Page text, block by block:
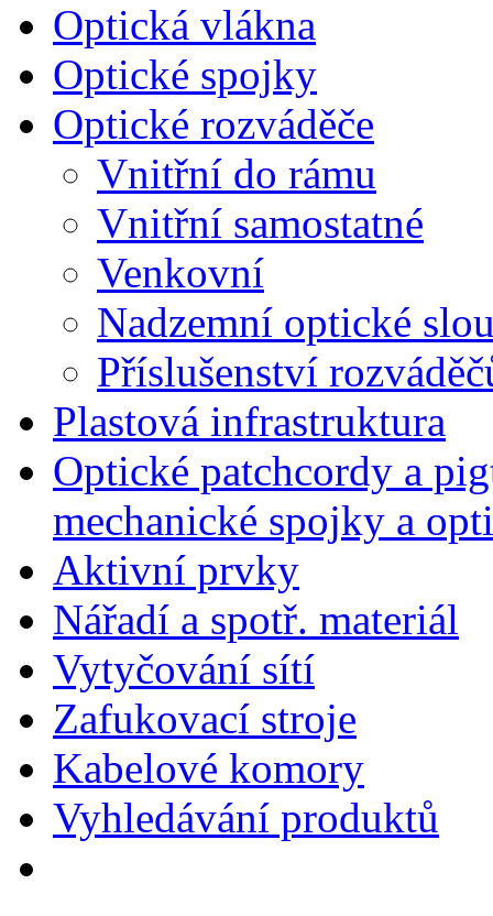
Optická vlákna
Optické spojky
Optické rozváděče
Vnitřní do rámu
Vnitřní samostatné
Venkovní
Nadzemní optické
Příslušenství
Plastová infrastruktura
Optické patchcordy a
mechanické spojky a
Aktivní prvky
Nářadí a spotř. materiál
Vytyčování sítí
Zafukovací stroje
Kabelové komory
Vyhledávání produktů